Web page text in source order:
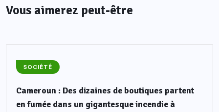
Vous aimerez peut-être
SOCIÉTÉ
Cameroun : Des dizaines de boutiques partent
en fumée dans un gigantesque incendie à